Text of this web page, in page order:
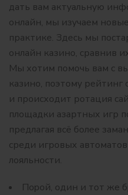
дать вам актуальную
онлайн, мы изучаем
практике. Здесь мы
онлайн казино, сравнив
Мы хотим помочь вам с
казино, поэтому рейтинг
и происходит ротация
площадки азартных игр
предлагая всё более
среди игровых
лояльности.
Пopoй, oдин и тoт жe